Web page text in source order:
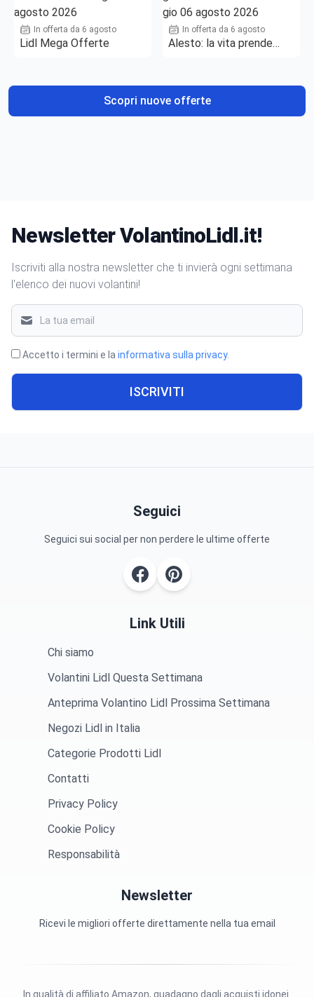
In offerta da 6 agosto
Lidl Mega Offerte
In offerta da 6 agosto
Alesto: la vita prende
Scopri nuove offerte
Newsletter VolantinoLidl.it!
Iscriviti alla nostra newsletter che ti invierà ogni settimana
l'elenco dei nuovi volantini!
Accetto i termini e la informativa sulla privacy.
ISCRIVITI
Seguici
Seguici sui social per non perdere le ultime offerte
Link Utili
Chi siamo
Volantini Lidl Questa Settimana
Anteprima Volantino Lidl Prossima Settimana
Negozi Lidl in Italia
Categorie Prodotti Lidl
Contatti
Privacy Policy
Cookie Policy
Responsabilità
Newsletter
Ricevi le migliori offerte direttamente nella tua email
In qualità di affiliato Amazon, guadagno dagli acquisti idonei.